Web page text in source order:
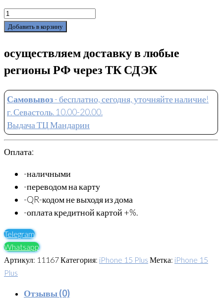
Добавить в корзину
осуществляем доставку в любые
регионы РФ через ТК СДЭК
Самовывоз- бесплатно, сегодня, уточняйте наличие!
г. Севастоль. 10.00-20.00.
Выдача ТЦ Мандарин
Оплата:
-наличными
-переводом на карту
-QR-кодом не выходя из дома
-оплата кредитной картой +%.
Telegram
Whatsapp
Артикул: 11167Категория: iPhone 15 Plus Метка: iPhone 15
Plus
Отзывы (0)